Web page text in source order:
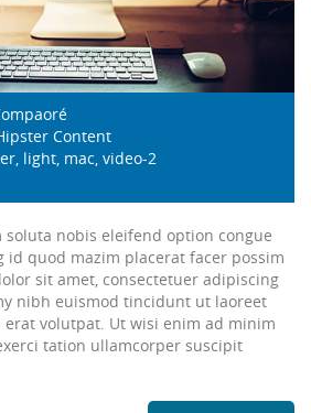
Content
, light, mac, video-2
nobis eleifend option congue
quod mazim placerat facer possim
sit amet, consectetuer adipiscing
nibh euismod tincidunt ut laoreet
volutpat. Ut wisi enim ad minim
tation ullamcorper suscipit